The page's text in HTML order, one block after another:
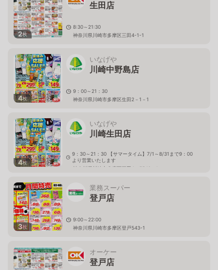
2枚
生田店
8:30～21:30
神奈川県川崎市多摩区三田4-1-1
4枚
いなげや
川崎中野島店
9：00～21：30
神奈川県川崎市多摩区生田2－1－1
4枚
いなげや
川崎生田店
9：30～21：30 【サマータイム】7/1～8/31まで9：00
より営業いたします
神奈川県川崎市多摩区三田4－5548－1
3枚
業務スーパー
登戸店
9:00～22:00
神奈川県川崎市多摩区登戸543-1
オーケー
登戸店